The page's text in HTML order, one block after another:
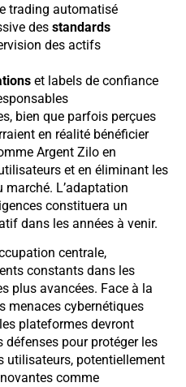
trading automatisé
des standards
des actifs
et labels de confiance
bien que parfois perçues
en réalité bénéficier
Argent Zilo en
et en éliminant les
L’adaptation
constituera un
dans les années à venir.
centrale,
constants dans les
plus avancées. Face à la
menaces cybernétiques
plateformes devront
pour protéger les
utilisateurs, potentiellement
comme